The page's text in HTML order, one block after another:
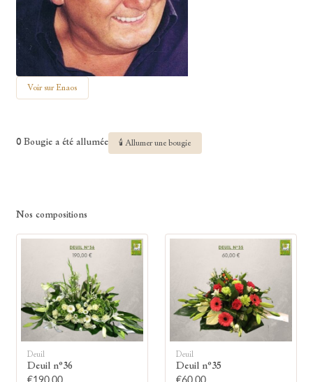
Voir sur Enaos
0 Bougie a été allumée 🕯 Allumer une bougie
Nos compositions
Deuil
Deuil n°36
€190.00
Deuil
Deuil n°35
€60.00